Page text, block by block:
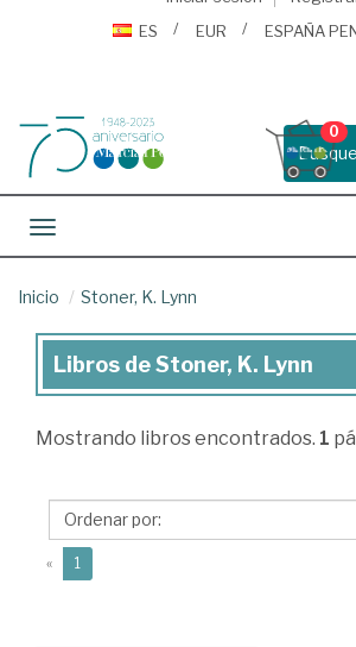
ES
EUR ESPAÑA
0
Toggle navigation
Inicio Stoner, K. Lynn
Libros
Stoner,
Lynn
Libros de Stoner, K. Lynn
Mostrando libros encontrados. 1
« 1